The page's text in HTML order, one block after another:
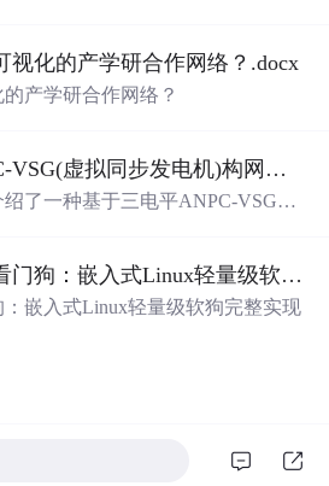
零第三方依赖，不包含热点产品
官方截图、论文、生产日志或其
JSON/SVG 报告、1080×720
、运行说明、功能清单、MIT
视化的产学研合作网络？.docx
产学研合作网络？
基于三电平ANPC-VSG(虚拟同步发电机)构网型逆变器控制+双闭环+中点电位平衡控制
了一种基于三电平ANPC-VSG
真模型。该模型为未发表的原创研
并网过程中的动态响应、稳定性
人员，特别适合从事光伏储能、虚
无锁双实例软件看门狗：嵌入式Linux轻量级软狗完整实现
嵌入式Linux轻量级软狗完整实现